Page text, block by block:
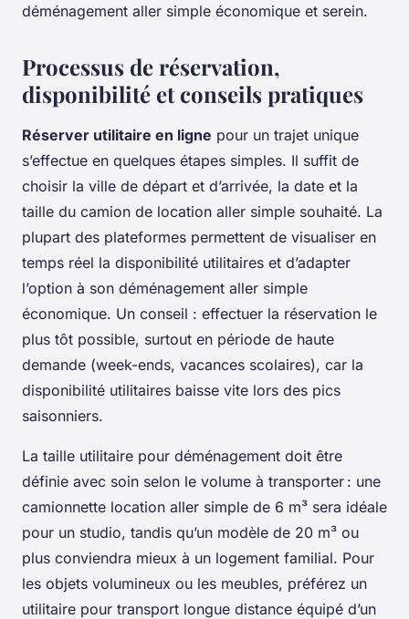
déménagement aller simple économique et serein.
Processus de réservation,
disponibilité et conseils pratiques
Réserver utilitaire en ligne pour un trajet unique
s’effectue en quelques étapes simples. Il suffit de
choisir la ville de départ et d’arrivée, la date et la
taille du camion de location aller simple souhaité. La
plupart des plateformes permettent de visualiser en
temps réel la disponibilité utilitaires et d’adapter
l’option à son déménagement aller simple
économique. Un conseil : effectuer la réservation le
plus tôt possible, surtout en période de haute
demande (week-ends, vacances scolaires), car la
disponibilité utilitaires baisse vite lors des pics
saisonniers.
La taille utilitaire pour déménagement doit être
définie avec soin selon le volume à transporter : une
camionnette location aller simple de 6 m³ sera idéale
pour un studio, tandis qu’un modèle de 20 m³ ou
plus conviendra mieux à un logement familial. Pour
les objets volumineux ou les meubles, préférez un
utilitaire pour transport longue distance équipé d’un